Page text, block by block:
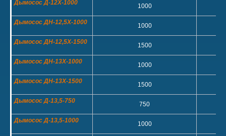
Дымосос Д-12Х-1000 1000
Дымосос ДН-12,5Х-1000 1000
Дымосос ДН-12,5Х-1500 1500
Дымосос ДН-13Х-1000 1000
Дымосос ДН-13Х-1500 1500
Дымосос Д-13,5-750 750
Дымосос Д-13,5-1000 1000